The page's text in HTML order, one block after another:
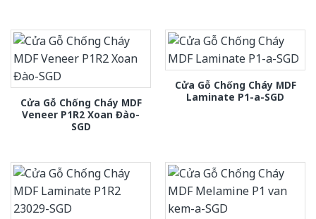
Cửa Gỗ Chống Cháy MDF
Veneer P1R2 Xoan Đào-
SGD
Cửa Gỗ Chống Cháy MDF
Laminate P1-a-SGD